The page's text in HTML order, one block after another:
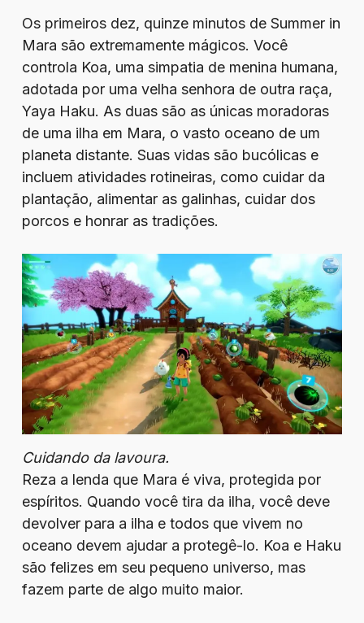
Os primeiros dez, quinze minutos de Summer in
Mara são extremamente mágicos. Você
controla Koa, uma simpatia de menina humana,
adotada por uma velha senhora de outra raça,
Yaya Haku. As duas são as únicas moradoras
de uma ilha em Mara, o vasto oceano de um
planeta distante. Suas vidas são bucólicas e
incluem atividades rotineiras, como cuidar da
plantação, alimentar as galinhas, cuidar dos
porcos e honrar as tradições.
Cuidando da lavoura.
Reza a lenda que Mara é viva, protegida por
espíritos. Quando você tira da ilha, você deve
devolver para a ilha e todos que vivem no
oceano devem ajudar a protegê-lo. Koa e Haku
são felizes em seu pequeno universo, mas
fazem parte de algo muito maior.